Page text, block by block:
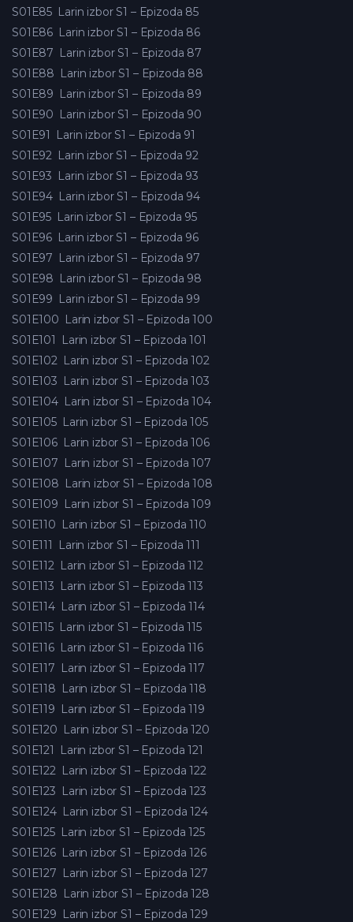
S01E85 Larin izbor S1 – Epizoda 85
S01E86 Larin izbor S1 – Epizoda 86
S01E87 Larin izbor S1 – Epizoda 87
S01E88 Larin izbor S1 – Epizoda 88
S01E89 Larin izbor S1 – Epizoda 89
S01E90 Larin izbor S1 – Epizoda 90
S01E91
Larin izbor S1 – Epizoda 91
S01E92 Larin izbor S1 – Epizoda 92
S01E93 Larin izbor S1 – Epizoda 93
S01E94 Larin izbor S1 – Epizoda 94
S01E95 Larin izbor S1 – Epizoda 95
S01E96 Larin izbor S1 – Epizoda 96
S01E97 Larin izbor S1 – Epizoda 97
S01E98 Larin izbor S1 – Epizoda 98
S01E99 Larin izbor S1 – Epizoda 99
S01E100 Larin izbor S1 – Epizoda 100
S01E101
Larin izbor S1 – Epizoda 101
S01E102 Larin izbor S1 – Epizoda 102
S01E103 Larin izbor S1 – Epizoda 103
S01E104 Larin izbor S1 – Epizoda 104
S01E105 Larin izbor S1 – Epizoda 105
S01E106 Larin izbor S1 – Epizoda 106
S01E107 Larin izbor S1 – Epizoda 107
S01E108 Larin izbor S1 – Epizoda 108
S01E109 Larin izbor S1 – Epizoda 109
S01E110 Larin izbor S1 – Epizoda 110
S01E111
Larin izbor S1 – Epizoda 111
S01E112 Larin izbor S1 – Epizoda 112
S01E113 Larin izbor S1 – Epizoda 113
S01E114 Larin izbor S1 – Epizoda 114
S01E115 Larin izbor S1 – Epizoda 115
S01E116 Larin izbor S1 – Epizoda 116
S01E117 Larin izbor S1 – Epizoda 117
S01E118 Larin izbor S1 – Epizoda 118
S01E119 Larin izbor S1 – Epizoda 119
S01E120 Larin izbor S1 – Epizoda 120
S01E121
Larin izbor S1 – Epizoda 121
S01E122 Larin izbor S1 – Epizoda 122
S01E123 Larin izbor S1 – Epizoda 123
S01E124 Larin izbor S1 – Epizoda 124
S01E125 Larin izbor S1 – Epizoda 125
S01E126 Larin izbor S1 – Epizoda 126
S01E127 Larin izbor S1 – Epizoda 127
S01E128 Larin izbor S1 – Epizoda 128
S01E129 Larin izbor S1 – Epizoda 129